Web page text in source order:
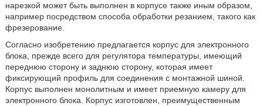
нарезкой может быть выполнен в корпусе также иным образом,
например посредством способа обработки резанием, такого как
фрезерование.
Согласно изобретению предлагается корпус для электронного
блока, прежде всего для регулятора температуры, имеющий
переднюю сторону и заднюю сторону, которая имеет
фиксирующий профиль для соединения с монтажной шиной.
Корпус выполнен монолитным и имеет приемную камеру для
электронного блока. Корпус изготовлен, преимущественным